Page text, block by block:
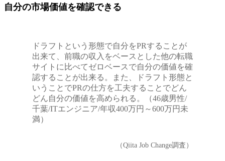
自分の市場価値を確認できる
ドラフトという形態で自分をPRすることが
出来て、前職の収入をベースとした他の転職
サイトに比べてゼロベースで自分の価値を確
認することが出来る。また、ドラフト形態と
いうことでPRの仕方を工夫することでどん
どん自分の価値を高められる。（46歳男性/
千葉/ITエンジニア/年収400万円～600万円未
満）
（Qiita Job Change調査）